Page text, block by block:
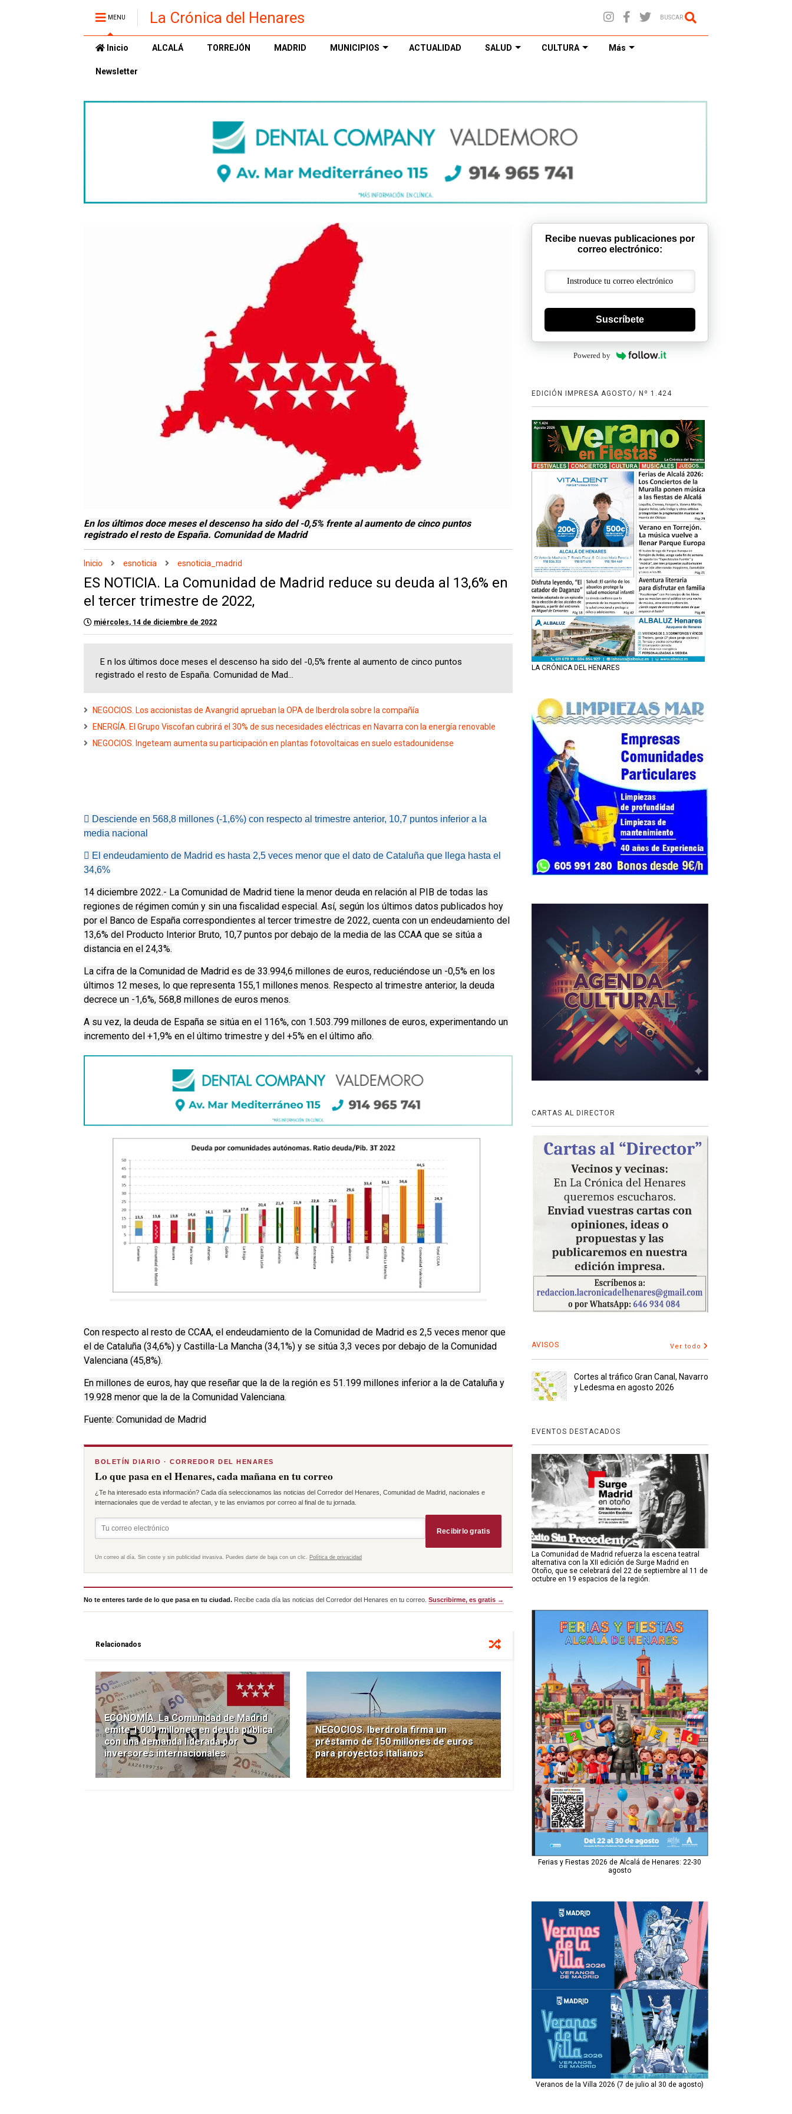
MENU La Crónica del Henares BUSCAR
Inicio ALCALÁ TORREJÓN MADRID MUNICIPIOS ACTUALIDAD SALUD CULTURA Más
Newsletter
En los últimos doce meses el descenso ha sido del -0,5% frente al aumento de cinco puntos
registrado el resto de España. Comunidad de Madrid
Inicio esnoticia esnoticia_madrid
ES NOTICIA. La Comunidad de Madrid reduce su deuda al 13,6% en
el tercer trimestre de 2022,
miércoles, 14 de diciembre de 2022
E n los últimos doce meses el descenso ha sido del -0,5% frente al aumento de cinco puntos
registrado el resto de España. Comunidad de Mad...
NEGOCIOS. Los accionistas de Avangrid aprueban la OPA de Iberdrola sobre la compañía
ENERGÍA. El Grupo Viscofan cubrirá el 30% de sus necesidades eléctricas en Navarra con la energía renovable
NEGOCIOS. Ingeteam aumenta su participación en plantas fotovoltaicas en suelo estadounidense
 Desciende en 568,8 millones (-1,6%) con respecto al trimestre anterior, 10,7 puntos inferior a la
media nacional
 El endeudamiento de Madrid es hasta 2,5 veces menor que el dato de Cataluña que llega hasta el
34,6%
14 diciembre 2022.- La Comunidad de Madrid tiene la menor deuda en relación al PIB de todas las
regiones de régimen común y sin una fiscalidad especial. Así, según los últimos datos publicados hoy
por el Banco de España correspondientes al tercer trimestre de 2022, cuenta con un endeudamiento del
13,6% del Producto Interior Bruto, 10,7 puntos por debajo de la media de las CCAA que se sitúa a
distancia en el 24,3%.
La cifra de la Comunidad de Madrid es de 33.994,6 millones de euros, reduciéndose un -0,5% en los
últimos 12 meses, lo que representa 155,1 millones menos. Respecto al trimestre anterior, la deuda
decrece un -1,6%, 568,8 millones de euros menos.
A su vez, la deuda de España se sitúa en el 116%, con 1.503.799 millones de euros, experimentando un
incremento del +1,9% en el último trimestre y del +5% en el último año.
Con respecto al resto de CCAA, el endeudamiento de la Comunidad de Madrid es 2,5 veces menor que
el de Cataluña (34,6%) y Castilla-La Mancha (34,1%) y se sitúa 3,3 veces por debajo de la Comunidad
Valenciana (45,8%).
En millones de euros, hay que reseñar que la de la región es 51.199 millones inferior a la de Cataluña y
19.928 menor que la de la Comunidad Valenciana.
Fuente: Comunidad de Madrid
BOLETÍN DIARIO · CORREDOR DEL HENARES
Lo que pasa en el Henares, cada mañana en tu correo
¿Te ha interesado esta información? Cada día seleccionamos las noticias del Corredor del Henares, Comunidad de Madrid, nacionales e
internacionales que de verdad te afectan, y te las enviamos por correo al final de tu jornada.
Recibirlo gratis
Un correo al día. Sin coste y sin publicidad invasiva. Puedes darte de baja con un clic. Política de privacidad
No te enteres tarde de lo que pasa en tu ciudad. Recibe cada día las noticias del Corredor del Henares en tu correo. Suscribirme, es gratis →
Relacionados
ECONOMÍA. La Comunidad de Madrid
emite 1.000 millones en deuda pública
con una demanda liderada por
inversores internacionales
NEGOCIOS. Iberdrola firma un
préstamo de 150 millones de euros
para proyectos italianos
Recibe nuevas publicaciones por
correo electrónico:
Suscríbete
Powered by
EDICIÓN IMPRESA AGOSTO/ Nº 1.424
LA CRÓNICA DEL HENARES
CARTAS AL DIRECTOR
AVISOS Ver todo
Cortes al tráfico Gran Canal, Navarro
y Ledesma en agosto 2026
EVENTOS DESTACADOS
La Comunidad de Madrid refuerza la escena teatral
alternativa con la XII edición de Surge Madrid en
Otoño, que se celebrará del 22 de septiembre al 11 de
octubre en 19 espacios de la región.
Ferias y Fiestas 2026 de Alcalá de Henares: 22-30
agosto
Veranos de la Villa 2026 (7 de julio al 30 de agosto)